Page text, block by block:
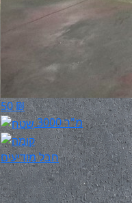
50 ₪
3000 מ"ר
חבל מודיעים